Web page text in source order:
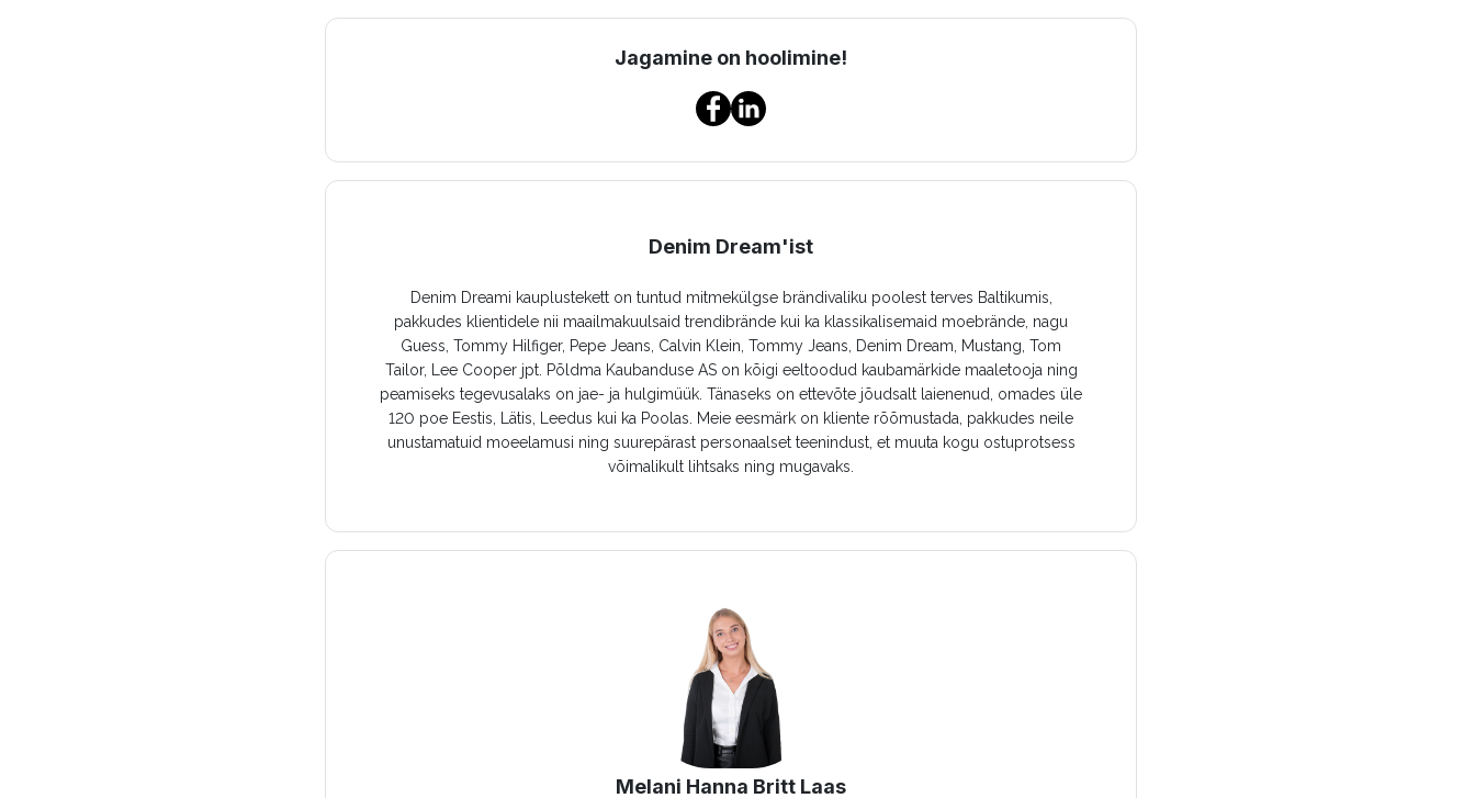
Jagamine on hoolimine!
Denim Dream'ist
Denim Dreami kauplustekett on tuntud mitmekülgse brändivaliku poolest terves Baltikumis,
pakkudes klientidele nii maailmakuulsaid trendibrände kui ka klassikalisemaid moebrände, nagu
Guess, Tommy Hilfiger, Pepe Jeans, Calvin Klein, Tommy Jeans, Denim Dream, Mustang, Tom
Tailor, Lee Cooper jpt. Põldma Kaubanduse AS on kõigi eeltoodud kaubamärkide maaletooja ning
peamiseks tegevusalaks on jae- ja hulgimüük. Tänaseks on ettevõte jõudsalt laienenud, omades üle
120 poe Eestis, Lätis, Leedus kui ka Poolas. Meie eesmärk on kliente rõõmustada, pakkudes neile
unustamatuid moeelamusi ning suurepärast personaalset teenindust, et muuta kogu ostuprotsess
võimalikult lihtsaks ning mugavaks.
Melani Hanna Britt Laas